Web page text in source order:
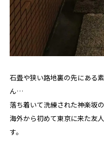
石畳や狭い路地裏の先にある
ん…
落ち着いて洗練された神楽坂
海外から初めて東京に来た友
す。